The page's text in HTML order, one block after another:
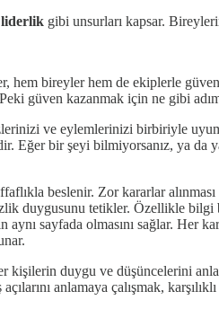
liderlik gibi unsurları kapsar.
hem bireyler hem de ekiplerle
güven kazanmak için ne gibi
ve eylemlerinizi birbiriyle
Eğer bir şeyi bilmiyorsanız, ya da
beslenir. Zor kararlar
duygusunu tetikler. Özellikle bilgi
sayfada olmasını sağlar. Her
kişilerin duygu ve düşüncelerini
anlamaya çalışmak,